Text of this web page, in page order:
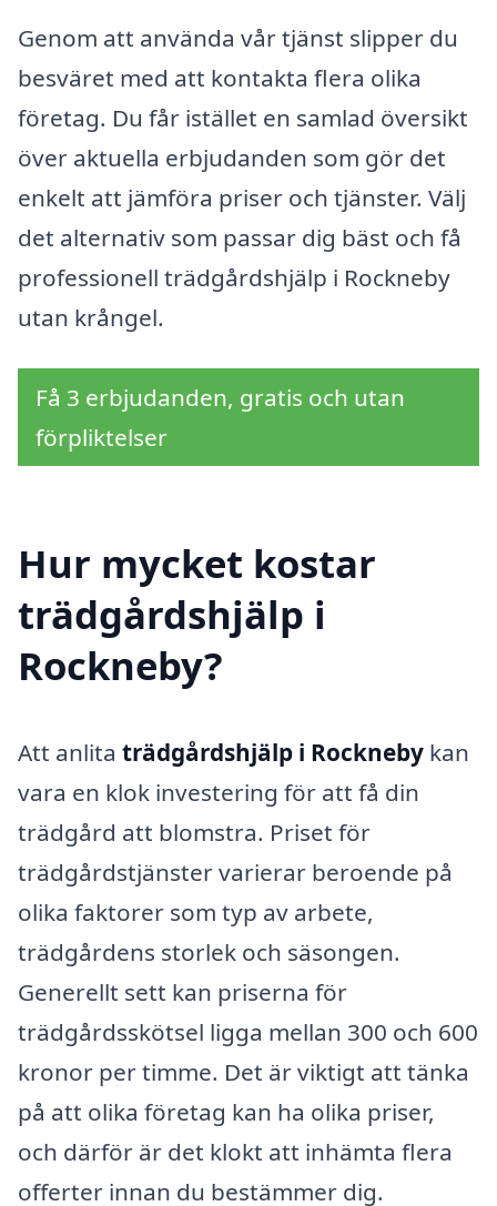
Genom att använda vår tjänst slipper du
besväret med att kontakta flera olika
företag. Du får istället en samlad översikt
över aktuella erbjudanden som gör det
enkelt att jämföra priser och tjänster. Välj
det alternativ som passar dig bäst och få
professionell trädgårdshjälp i Rockneby
utan krångel.
Få 3 erbjudanden, gratis och utan
förpliktelser
Hur mycket kostar
trädgårdshjälp i
Rockneby?
Att anlita trädgårdshjälp i Rockneby kan
vara en klok investering för att få din
trädgård att blomstra. Priset för
trädgårdstjänster varierar beroende på
olika faktorer som typ av arbete,
trädgårdens storlek och säsongen.
Generellt sett kan priserna för
trädgårdsskötsel ligga mellan 300 och 600
kronor per timme. Det är viktigt att tänka
på att olika företag kan ha olika priser,
och därför är det klokt att inhämta flera
offerter innan du bestämmer dig.